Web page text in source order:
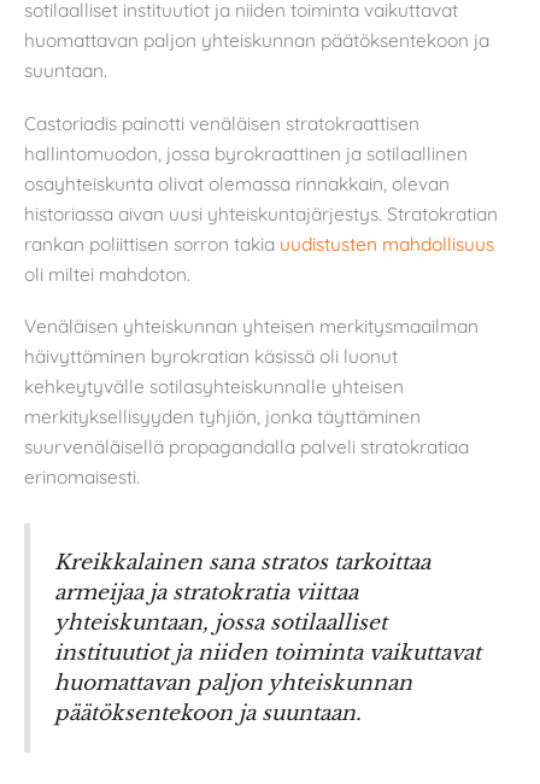
sotilaalliset instituutiot ja niiden toiminta vaikuttavat
huomattavan paljon yhteiskunnan päätöksentekoon ja
suuntaan.
Castoriadis painotti venäläisen stratokraattisen
hallintomuodon, jossa byrokraattinen ja sotilaallinen
osayhteiskunta olivat olemassa rinnakkain, olevan
historiassa aivan uusi yhteiskuntajärjestys. Stratokratian
rankan poliittisen sorron takia uudistusten mahdollisuus
oli miltei mahdoton.
Venäläisen yhteiskunnan yhteisen merkitysmaailman
häivyttäminen byrokratian käsissä oli luonut
kehkeytyvälle sotilasyhteiskunnalle yhteisen
merkityksellisyyden tyhjiön, jonka täyttäminen
suurvenäläisellä propagandalla palveli stratokratiaa
erinomaisesti.
Kreikkalainen sana stratostarkoittaa
armeijaa ja stratokratia viittaa
yhteiskuntaan, jossa sotilaalliset
instituutiot ja niiden toiminta vaikuttavat
huomattavan paljon yhteiskunnan
päätöksentekoon ja suuntaan.